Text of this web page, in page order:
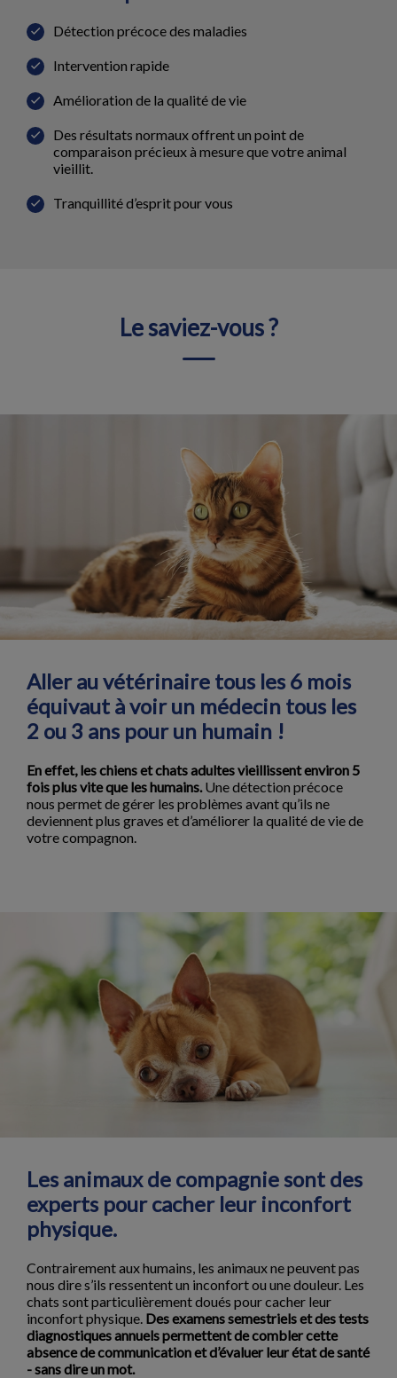
Détection précoce des maladies
Intervention rapide
Amélioration de la qualité de vie
Des résultats normaux offrent un point de
comparaison précieux à mesure que votre animal
vieillit.
Tranquillité d’esprit pour vous
Le saviez-vous ?
Aller au vétérinaire tous les 6 mois
équivaut à voir un médecin tous les
2 ou 3 ans pour un humain !
En effet, les chiens et chats adultes vieillissent environ 5
fois plus vite que les humains. Une détection précoce
nous permet de gérer les problèmes avant qu’ils ne
deviennent plus graves et d’améliorer la qualité de vie de
votre compagnon.
Les animaux de compagnie sont des
experts pour cacher leur inconfort
physique.
Contrairement aux humains, les animaux ne peuvent pas
nous dire s’ils ressentent un inconfort ou une douleur. Les
chats sont particulièrement doués pour cacher leur
inconfort physique. Des examens semestriels et des tests
diagnostiques annuels permettent de combler cette
absence de communication et d’évaluer leur état de santé
- sans dire un mot.